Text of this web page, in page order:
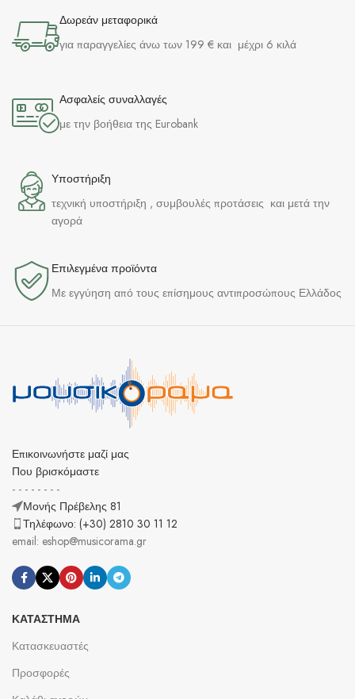
Δωρεάν μεταφορικά
για παραγγελίες άνω των 199 € και μέχρι 6 κιλά
Ασφαλείς συναλλαγές
με την βοήθεια της Eurobank
Υποστήριξη
τεχνική υποστήριξη , συμβουλές προτάσεις και μετά την
αγορά
Επιλεγμένα προϊόντα​
Με εγγύηση από τους επίσημους αντιπροσώπους Ελλάδος
Επικοινωνήστε μαζί μας
Που βρισκόμαστε
- - - - - - - -
Μονής Πρέβελης 81
Τηλέφωνο: (+30) 2810 30 11 12
email: eshop@musicorama.gr
ΚΑΤΆΣΤΗΜΑ
Κατασκευαστές
Προσφορές